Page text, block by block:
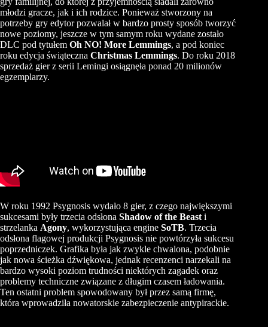
młodzi gracze, jak i ich rodzice. Ponieważ stworzony na
potrzeby gry edytor pozwalał w bardzo prosty sposób tworzyć
nowe poziomy, jeszcze w tym samym roku wydane zostało
DLC pod tytułem Oh NO! More Lemmings, a pod koniec
roku edycja świąteczna Christmas Lemmings. Do roku 2018
sprzedaż gier z serii Lemingi osiągnęła ponad 20 milionów
egzemplarzy.
W roku 1992 Psygnosis wydało 8 gier, z czego największymi
sukcesami były trzecia odsłona Shadow of the Beast i
strzelanka Agony, wykorzystująca engine SoTB. Trzecia
odsłona flagowej produkcji Psygnosis nie powtórzyła sukcesu
poprzedniczek. Grafika była jak zwykle chwalona, podobnie
jak nowa ścieżka dźwiękowa, jednak recenzenci narzekali na
bardzo wysoki poziom trudności niektórych zagadek oraz
problemy techniczne związane z długim czasem ładowania.
Ten ostatni problem spowodowany był przez samą firmę,
która wprowadziła nowatorskie zabezpieczenie antypirackie.